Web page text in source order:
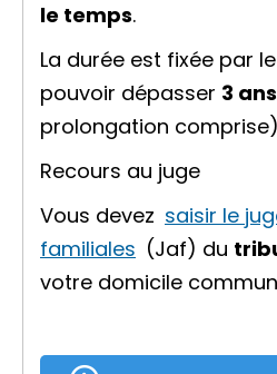
le temps.
La durée est fixée par
pouvoir dépasser 3 ans
prolongation
Recours au juge
Vous devez saisir le
familiales (Jaf) du
votre domicile